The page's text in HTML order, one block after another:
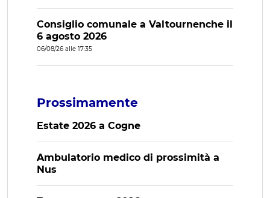
Consiglio comunale a Valtournenche il
6 agosto 2026
06/08/26 alle 17:35
Prossimamente
Estate 2026 a Cogne
Ambulatorio medico di prossimità a
Nus